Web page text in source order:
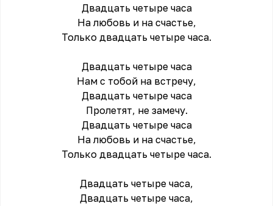
Двадцать четыре часа
На любовь и на счастье,
Только двадцать четыре часа.
Двадцать четыре часа
Нам с тобой на встречу,
Двадцать четыре часа
Пролетят, не замечу.
Двадцать четыре часа
На любовь и на счастье,
Только двадцать четыре часа.
Двадцать четыре часа,
Двадцать четыре часа,